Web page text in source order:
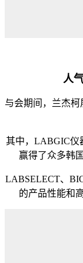
人
与会期间，兰杰
其中，LABGIC仪
赢得了众多韩
LABSELECT、
的产品性能和